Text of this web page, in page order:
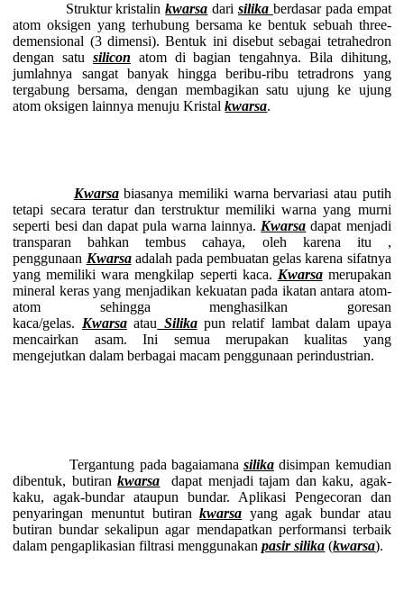
Struktur kristalinkwarsa dari silika berdasar pada empat
atom oksigen yang terhubung bersama ke bentuk sebuah three-
demensional (3 dimensi). Bentuk ini disebut sebagai tetrahedron
dengan satu silicon atom di bagian tengahnya. Bila dihitung,
jumlahnya sangat banyak hingga beribu-ribu tetradrons yang
tergabung bersama, dengan membagikan satu ujung ke ujung
atom oksigen lainnya menuju Kristalkwarsa.
Kwarsabiasanya memiliki warna bervariasi atau putih
tetapi secara teratur dan terstruktur memiliki warna yang murni
seperti besi dan dapat pula warna lainnya. Kwarsa dapat menjadi
transparan bahkan tembus cahaya, oleh karena itu ,
penggunaan Kwarsaadalah pada pembuatan gelas karena sifatnya
yang memiliki wara mengkilap seperti kaca. Kwarsamerupakan
mineral keras yang menjadikan kekuatan pada ikatan antara atom-
atom sehingga menghasilkan goresan
kaca/gelas. Kwarsa atau Silikapun relatif lambat dalam upaya
mencairkan asam. Ini semua merupakan kualitas yang
mengejutkan dalam berbagai macam penggunaan perindustrian.
Tergantung pada bagaiamanasilika disimpan kemudian
dibentuk, butirankwarsa dapat menjadi tajam dan kaku, agak-
kaku, agak-bundar ataupun bundar. Aplikasi Pengecoran dan
penyaringan menuntut butirankwarsa yang agak bundar atau
butiran bundar sekalipun agar mendapatkan performansi terbaik
dalam pengaplikasian filtrasi menggunakanpasir silika (kwarsa).